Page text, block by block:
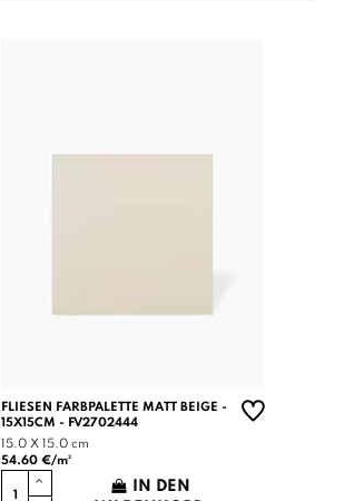
FLIESEN FARBPALETTE MATT BEIGE -
15X15CM - FV2702444
15.0 X 15.0 cm
54.60 €/m²
IN DEN